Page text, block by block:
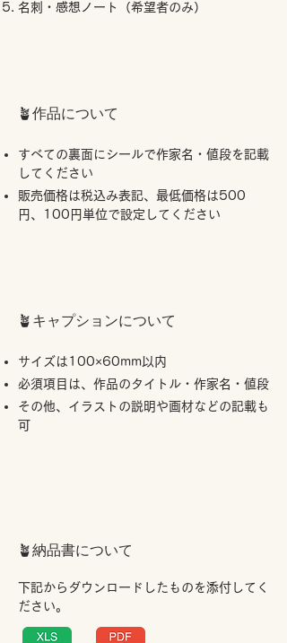
名刺・感想ノート（希望者のみ）
🪴作品について
すべての裏面にシールで作家名・値段を記載
してください
販売価格は税込み表記、最低価格は500
円、100円単位で設定してください
🪴キャプションについて
サイズは100×60mm以内
必須項目は、作品のタイトル・作家名・値段
その他、イラストの説明や画材などの記載も
可
🪴納品書について
下記からダウンロードしたものを添付してく
ださい。